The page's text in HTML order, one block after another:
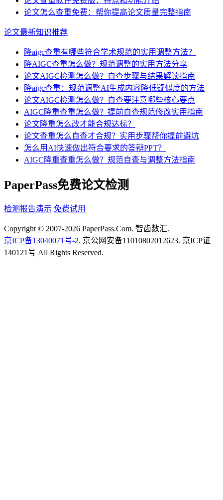
论文怎么查重免费：帮你提高论文质量完整指南
论文最新知识推荐
降aigc查重有哪些符合学术规范的实用调整方法？
降AIGC查重怎么做？规范调整的实用方法分享
论文AIGC检测怎么做？自查步骤与结果解读指南
降aigc查重：规范调整AI生成内容降低疑似度的方法
论文AIGC检测怎么做？自查要注意哪些核心要点
AIGC降重查重怎么做？提前自查规范修改实用指南
论文降重怎么改才能合规达标？
论文查重怎么自查才合规？实用步骤帮你提前避坑
怎么用AI快速做出符合要求的答辩PPT？
AIGC降重查重怎么做？规范自查与调整方法指南
PaperPass免费论文检测
检测报告演示 免费试用
Copyright © 2007-2026 PaperPass.Com. 智齿数汇.
京ICP备13040071号-2. 京公网安备11010802012623. 京ICP证
140121号 All Rights Reserved.